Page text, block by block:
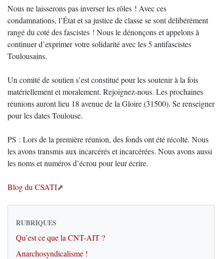
Nous ne laisserons pas inverser les rôles ! Avec ces
condamnations, l’État et sa justice de classe se sont délibérément
rangé du coté des fascistes ! Nous le dénonçons et appelons à
continuer d’exprimer votre solidarité avec les 5 antifascistes
Toulousains.
Un comité de soutien s’est constitué pour les soutenir à la fois
matériellement et moralement. Rejoignez-nous. Les prochaines
réunions auront lieu 18 avenue de la Gloire (31500). Se renseigner
pour les dates Toulouse.
PS : Lors de la première réunion, des fonds ont été récolté. Nous
les avons transmis aux incarcérés et incarcérées. Nous avons aussi
les noms et numéros d’écrou pour leur écrire.
Blog du CSATI
RUBRIQUES
Qu’est ce que la CNT-AIT ?
Anarchosyndicalisme !